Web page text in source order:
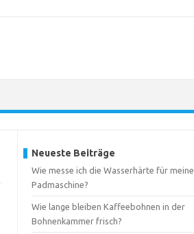
Neueste Beiträge
Wie messe ich die Wasserhärte für meine
Padmaschine?
Wie lange bleiben Kaffeebohnen in der
Bohnenkammer frisch?